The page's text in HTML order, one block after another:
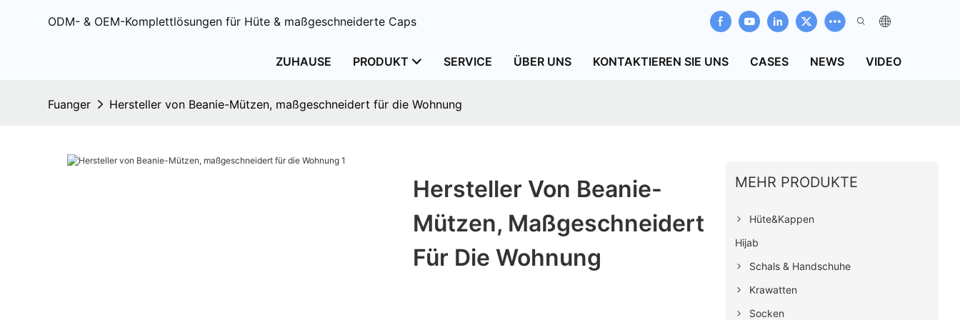
ODM- & OEM-Komplettlösungen für Hüte & maßgeschneiderte Caps
ZUHAUSE PRODUKT SERVICE ÜBER UNS KONTAKTIEREN SIE UNS CASES NEWS VIDEO
Fuanger Hersteller von Beanie-Mützen, maßgeschneidert für die Wohnung
Hersteller Von Beanie-
Mützen, Maßgeschneidert
Für Die Wohnung
MEHR PRODUKTE
Hüte&Kappen
Hijab
Schals & Handschuhe
Krawatten
Socken